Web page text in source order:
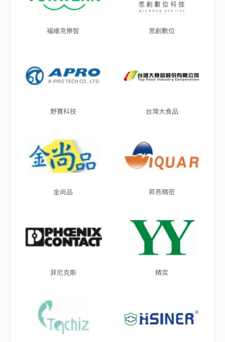
福維克樂智 思創數位
野寶科技 台灣大食品
金尚品 昇燕精密
菲尼克斯 精奕